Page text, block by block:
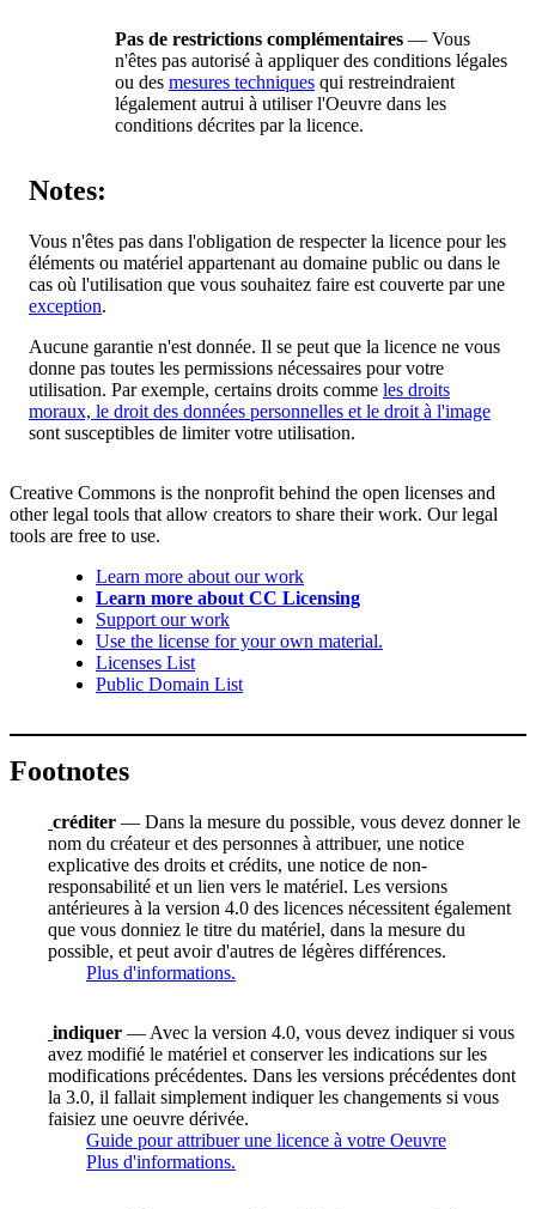
Pas de restrictions complémentaires — Vous
n'êtes pas autorisé à appliquer des conditions légales
ou des mesures techniques qui restreindraient
légalement autrui à utiliser l'Oeuvre dans les
conditions décrites par la licence.
Notes:
Vous n'êtes pas dans l'obligation de respecter la licence pour les
éléments ou matériel appartenant au domaine public ou dans le
cas où l'utilisation que vous souhaitez faire est couverte par une
exception.
Aucune garantie n'est donnée. Il se peut que la licence ne vous
donne pas toutes les permissions nécessaires pour votre
utilisation. Par exemple, certains droits comme les droits
moraux, le droit des données personnelles et le droit à l'image
sont susceptibles de limiter votre utilisation.
Creative Commons is the nonprofit behind the open licenses and
other legal tools that allow creators to share their work. Our legal
tools are free to use.
Learn more about our work
Learn more about CC Licensing
Support our work
Use the license for your own material.
Licenses List
Public Domain List
Footnotes
créditer — Dans la mesure du possible, vous devez donner le
nom du créateur et des personnes à attribuer, une notice
explicative des droits et crédits, une notice de non-
responsabilité et un lien vers le matériel. Les versions
antérieures à la version 4.0 des licences nécessitent également
que vous donniez le titre du matériel, dans la mesure du
possible, et peut avoir d'autres de légères différences.
Plus d'informations.
indiquer — Avec la version 4.0, vous devez indiquer si vous
avez modifié le matériel et conserver les indications sur les
modifications précédentes. Dans les versions précédentes dont
la 3.0, il fallait simplement indiquer les changements si vous
faisiez une oeuvre dérivée.
Guide pour attribuer une licence à votre Oeuvre
Plus d'informations.